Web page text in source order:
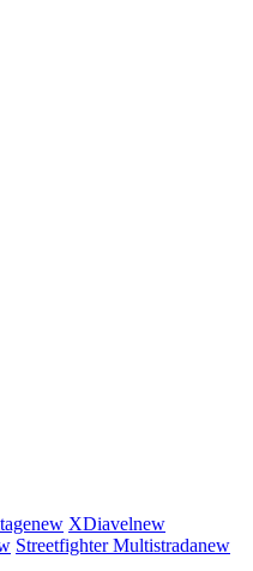
new XDiavelnew
StreetfighterMultistradanew